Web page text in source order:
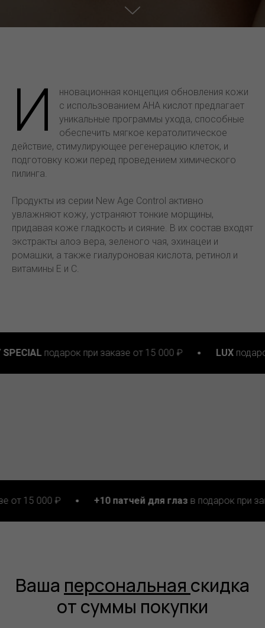
И
нновационная концепция обновления кожи
с использованием АНА кислот предлагает
уникальные программы ухода, способные
обеспечить мягкое кератолитическое
действие, стимулирующее регенерацию клеток, и
подготовку кожи перед проведением химического
пилинга.
Продукты из серии New Age Control активно
увлажняют кожу, устраняют тонкие морщины,
придавая коже гладкость и сияние. В их состав входят
экстракты алоэ вера, зеленого чая, эхинацеи и
ромашки, а также гиалуроновая кислота, ретинол и
витамины Е и С.
при заказе от 15 000 ₽ LUXподарок при заказе
+10 патчей для глазв подарок при заказе от 25
Ваша персональная скидка
от суммы покупки